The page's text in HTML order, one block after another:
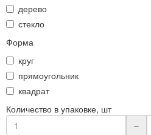
дерево
стекло
Форма
круг
прямоугольник
квадрат
Количество в упаковке, шт
–